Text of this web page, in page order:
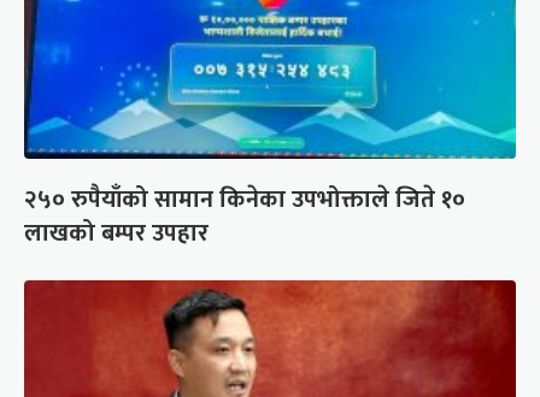
२५० रुपैयाँको सामान किनेका उपभोक्ताले जिते १०
लाखको बम्पर उपहार